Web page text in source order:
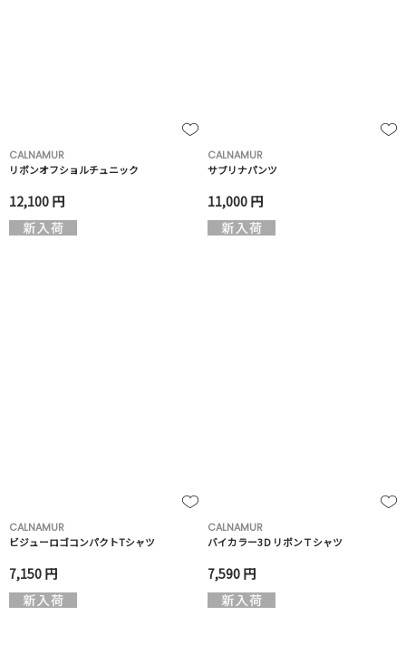
CALNAMUR
リボンオフショルチュニック
12,100 円
CALNAMUR
サブリナパンツ
11,000 円
CALNAMUR
ビジューロゴコンパクトTシャツ
7,150 円
CALNAMUR
バイカラー3ＤリボンＴシャツ
7,590 円